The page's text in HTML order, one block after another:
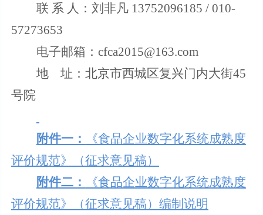
联 系 人：刘非凡 13752096185 / 010-
57273653
电子邮箱：cfca2015@163.com
地 址：北京市西城区复兴门内大街45
号院
附件一：
《食品企业数字化系统成熟度
评价规范》（征求意见稿）
附件二：
《食品企业数字化系统成熟度
评价规范》（征求意见稿）编制说明